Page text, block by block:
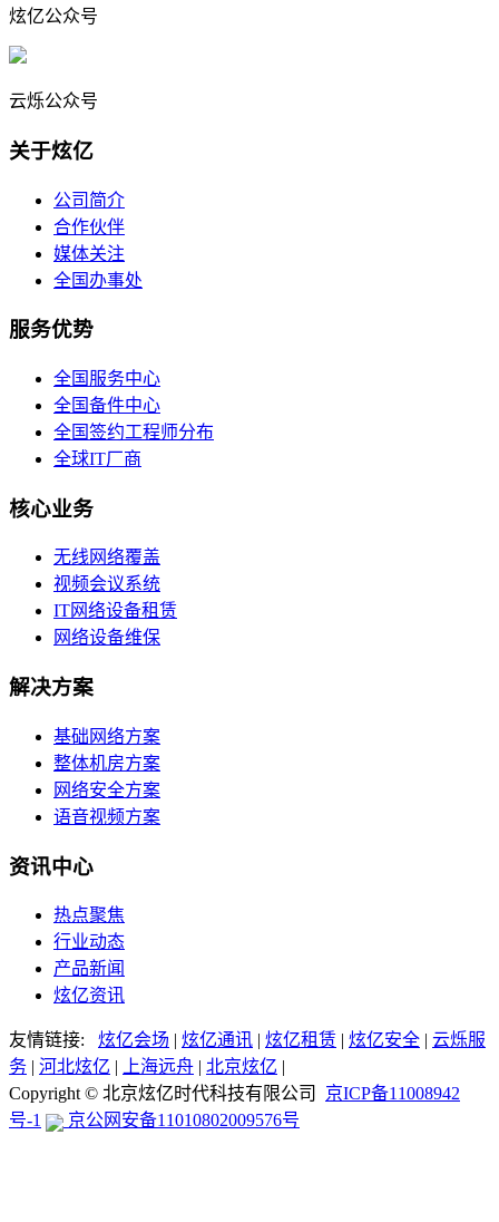
炫亿公众号
云烁公众号
关于炫亿
公司简介
合作伙伴
媒体关注
全国办事处
服务优势
全国服务中心
全国备件中心
全国签约工程师分布
全球IT厂商
核心业务
无线网络覆盖
视频会议系统
IT网络设备租赁
网络设备维保
解决方案
基础网络方案
整体机房方案
网络安全方案
语音视频方案
资讯中心
热点聚焦
行业动态
产品新闻
炫亿资讯
友情链接: 炫亿会场 | 炫亿通讯 | 炫亿租赁 | 炫亿安全 | 云烁服
务 | 河北炫亿 | 上海远舟 | 北京炫亿 |
Copyright © 北京炫亿时代科技有限公司
京ICP备11008942
号-1
京公网安备11010802009576号